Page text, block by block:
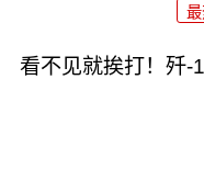
看不见就挨打！歼-